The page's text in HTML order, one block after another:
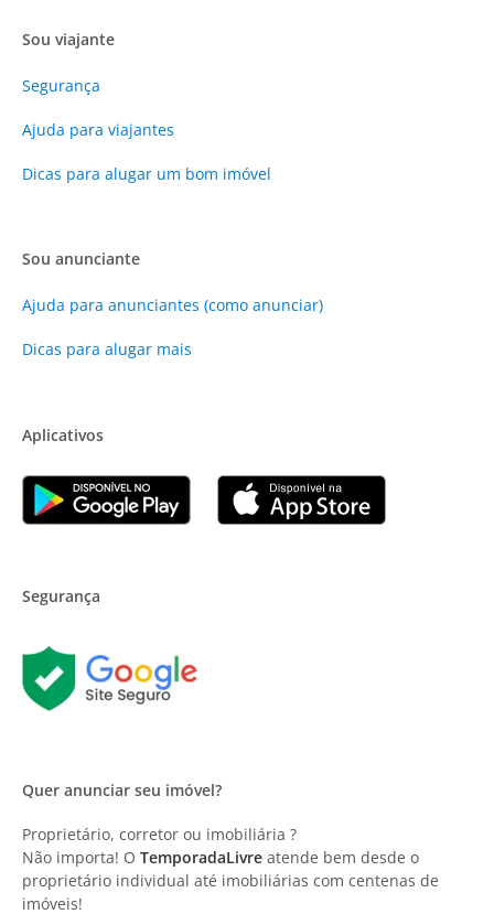
Sou viajante
Segurança
Ajuda para viajantes
Dicas para alugar um bom imóvel
Sou anunciante
Ajuda para anunciantes (como anunciar)
Dicas para alugar mais
Aplicativos
Segurança
Quer anunciar seu imóvel?
Proprietário, corretor ou imobiliária ?
Não importa! O TemporadaLivre atende bem desde o
proprietário individual até imobiliárias com centenas de
imóveis!